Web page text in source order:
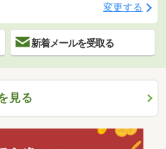
変更する
新着メールを受取る
見る